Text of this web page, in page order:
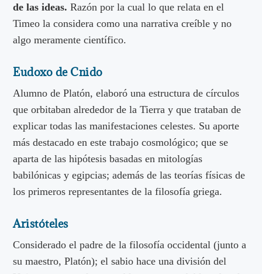
de las ideas. Razón por la cual lo que relata en el
Timeo la considera como una narrativa creíble y no
algo meramente científico.
Eudoxo de Cnido
Alumno de Platón, elaboró una estructura de círculos
que orbitaban alrededor de la Tierra y que trataban de
explicar todas las manifestaciones celestes. Su aporte
más destacado en este trabajo cosmológico; que se
aparta de las hipótesis basadas en mitologías
babilónicas y egipcias; además de las teorías físicas de
los primeros representantes de la filosofía griega.
Aristóteles
Considerado el padre de la filosofía occidental (junto a
su maestro, Platón); el sabio hace una división del